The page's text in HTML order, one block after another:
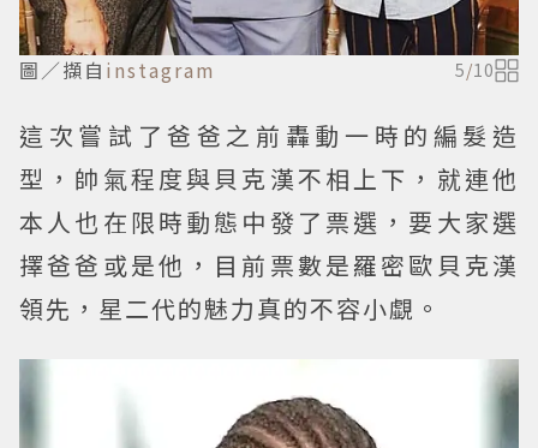
圖／擷自 instagram 5/10
這次嘗試了爸爸之前轟動一時的編髮造
型，帥氣程度與貝克漢不相上下，就連他
本人也在限時動態中發了票選，要大家選
擇爸爸或是他，目前票數是羅密歐貝克漢
領先，星二代的魅力真的不容小覷。